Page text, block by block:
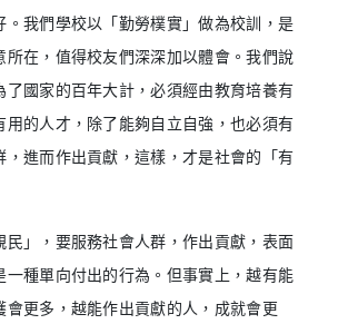
。我們學校以「勤勞樸實」做為校訓，是
所在，值得校友們深深加以體會。我們說
了國家的百年大計，必須經由教育培養有
用的人才，除了能夠自立自強，也必須有
，進而作出貢獻，這樣，才是社會的「有
」，要服務社會人群，作出貢獻，表面
一種單向付出的行為。但事實上，越有能
會更多，越能作出貢獻的人，成就會更